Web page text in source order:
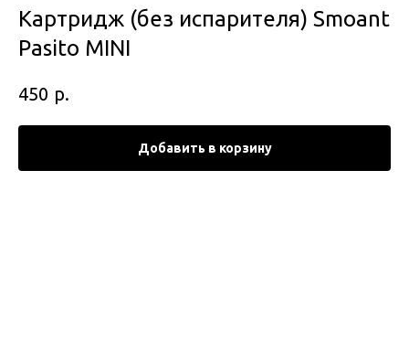
Картридж (без испарителя) Smoant
Pasito MINI
450 р.
Добавить в корзину